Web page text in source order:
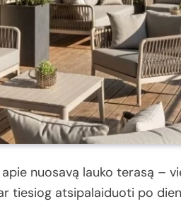
apie nuosavą lauko terasą –
tiesiog atsipalaiduoti po